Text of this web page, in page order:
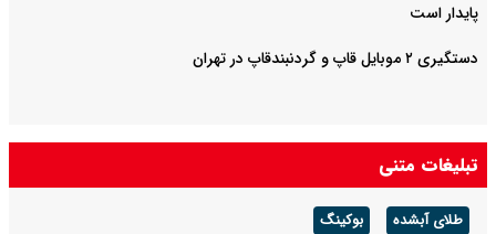
پایدار است
دستگیری ۲ موبایل قاپ و گردنبندقاپ در تهران
تبلیغات متنی
طلای آبشده بوکینگ